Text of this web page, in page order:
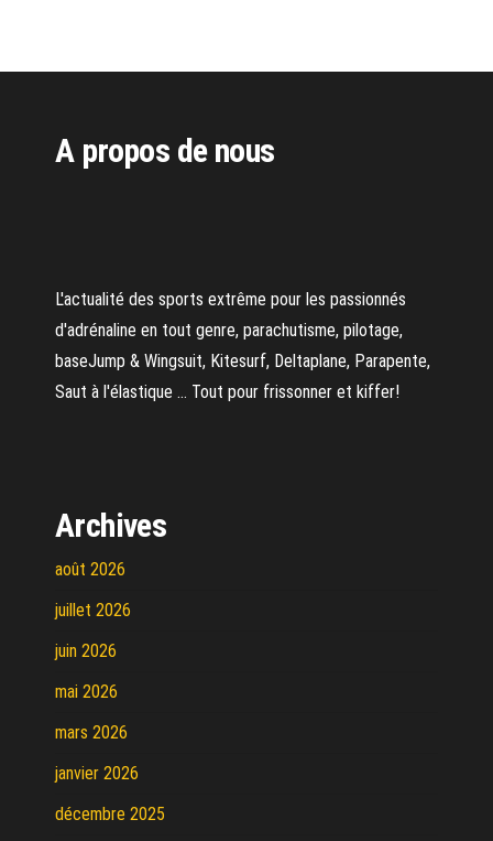
A propos de nous
L'actualité des sports extrême pour les passionnés
d'adrénaline en tout genre, parachutisme, pilotage,
baseJump & Wingsuit, Kitesurf, Deltaplane, Parapente,
Saut à l'élastique ... Tout pour frissonner et kiffer!
Archives
août 2026
juillet 2026
juin 2026
mai 2026
mars 2026
janvier 2026
décembre 2025